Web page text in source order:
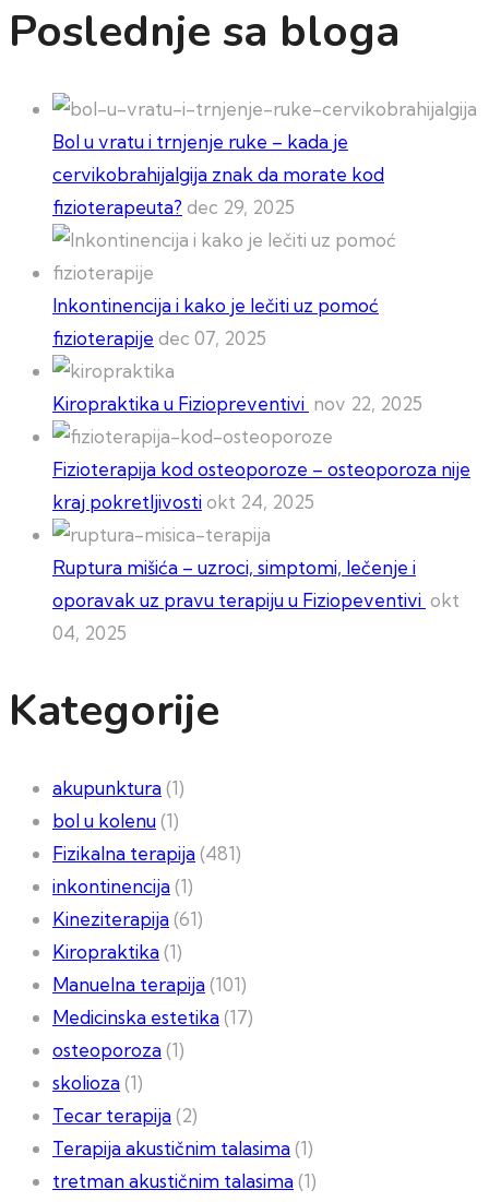
Poslednje sa bloga
Bol u vratu i trnjenje ruke – kada je
cervikobrahijalgija znak da morate kod
fizioterapeuta? dec 29, 2025
Inkontinencija i kako je lečiti uz pomoć
fizioterapije dec 07, 2025
Kiropraktika u Fiziopreventivi nov 22, 2025
Fizioterapija kod osteoporoze – osteoporoza nije
kraj pokretljivostiokt 24, 2025
Ruptura mišića – uzroci, simptomi, lečenje i
oporavak uz pravu terapiju u Fiziopeventivi okt
04, 2025
Kategorije
akupunktura(1)
bol u kolenu(1)
Fizikalna terapija(481)
inkontinencija(1)
Kineziterapija(61)
Kiropraktika(1)
Manuelna terapija(101)
Medicinska estetika(17)
osteoporoza(1)
skolioza(1)
Tecar terapija(2)
Terapija akustičnim talasima(1)
tretman akustičnim talasima(1)